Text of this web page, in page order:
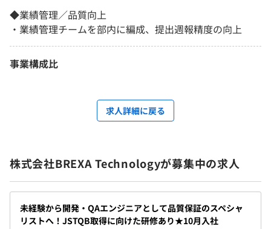
◆業績管理／品質向上
・業績管理チームを部内に編成、提出週報精度の向上
事業構成比
求人詳細に戻る
株式会社BREXA Technologyが募集中の求人
未経験から開発・QAエンジニアとして品質保証のスペシャ
リストへ！JSTQB取得に向けた研修あり★10月入社